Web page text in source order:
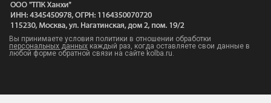
Вы принимаете условия политики в отношении обработки
персональных данных каждый раз, когда оставляете свои данные в
любой форме обратной связи на сайте kolba.ru.